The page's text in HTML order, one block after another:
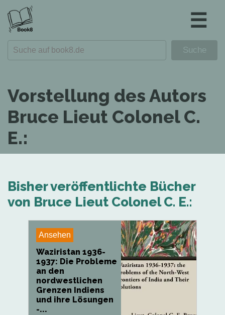
☰
Vorstellung des Autors
Bruce Lieut Colonel C.
E.:
Bisher veröffentlichte Bücher
von Bruce Lieut Colonel C. E.:
Ansehen
Waziristan 1936-
1937: Die Probleme
an den
nordwestlichen
Grenzen Indiens
und ihre Lösungen
-...